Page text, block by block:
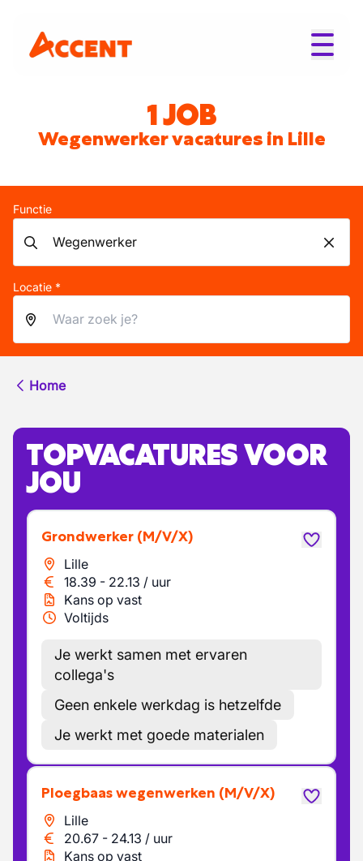
1 JOB
Wegenwerker vacatures in Lille
Functie
Locatie *
Home
TOPVACATURES VOOR
JOU
Grondwerker (M/V/X)
Lille
18.39 - 22.13 / uur
Kans op vast
Voltijds
Je werkt samen met ervaren
collega's
Geen enkele werkdag is hetzelfde
Je werkt met goede materialen
Ploegbaas wegenwerken (M/V/X)
Lille
20.67 - 24.13 / uur
Kans op vast